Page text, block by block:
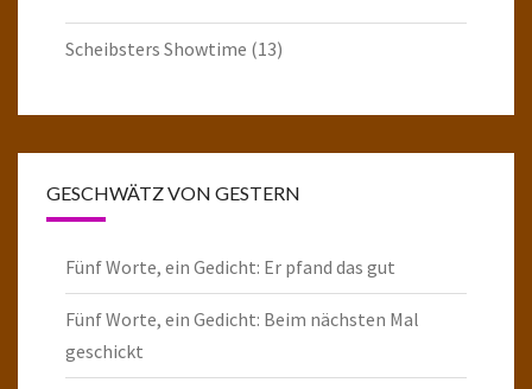
Scheibsters Showtime (13)
GESCHWÄTZ VON GESTERN
Fünf Worte, ein Gedicht: Er pfand das gut
Fünf Worte, ein Gedicht: Beim nächsten Mal
geschickt